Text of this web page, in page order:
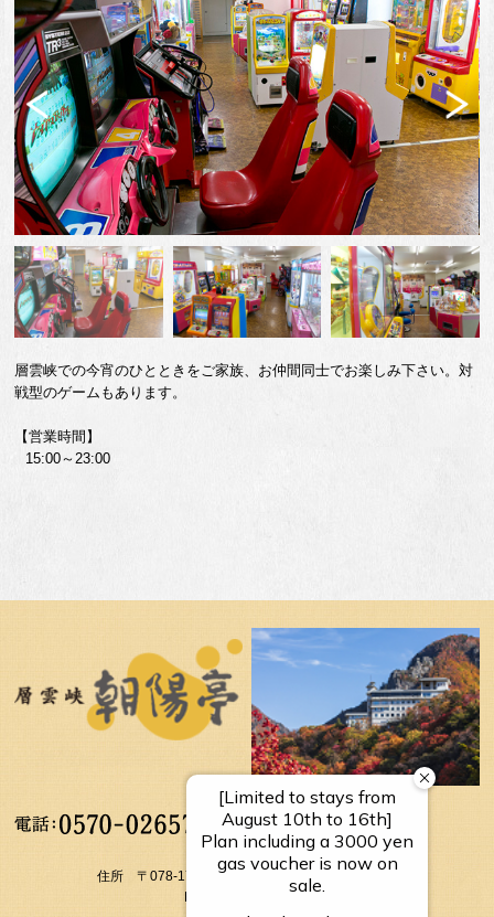
Previ
ous
Next
層雲峡での今宵のひとときをご家族、お仲間同士でお楽しみ下さい。対
戦型のゲームもあります。
【営業時間】
15:00～23:00
【受付時間】
10：00～17：00
住所 〒078-1795 北海道上川郡上川町層雲峡温泉
FAX： 01658-5-3054